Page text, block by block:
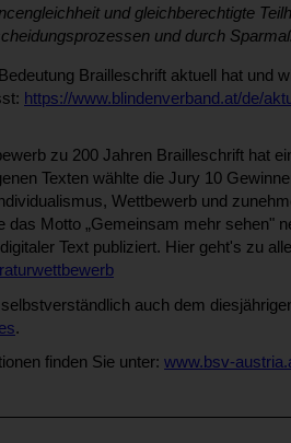
und gleichberechtigte
und durch
Brailleschrift aktuell hat und
https://www.blindenverband.at/de/
zu 200 Jahren Brailleschrift hat
Texten wählte die Jury 10
Wettbewerb und
Motto „Gemeinsam mehr sehen"
Text publiziert. Hier geht's zu
auch dem
.
finden Sie unter: www.bsv-